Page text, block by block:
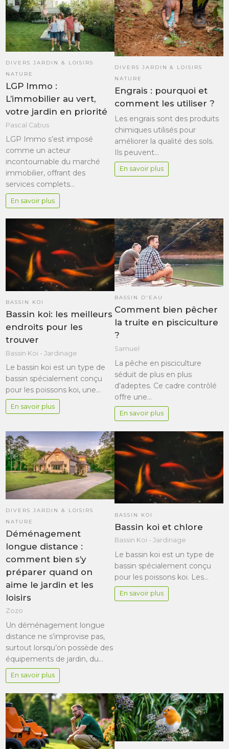
DIVERS JARDIN & LOISIRS
NATURE
LGP Immo :
L’immobilier au vert,
votre jardin en priorité
Pascal Cabus
LGP Immo s’est imposé
comme un acteur
incontournable du marché
immobilier, offrant des
services complets…
En savoir plus
DIVERS JARDIN & LOISIRS
NATURE
Engrais : pourquoi et
comment les utiliser ?
Les engrais sont des produits
chimiques utilisés pour
améliorer la qualité des sols.
Ils peuvent…
En savoir plus
BASSIN KOI
Bassin koi: les meilleurs
endroits pour les
trouver
Bassin Koi - Jardinage
Le bassin koi est un type de
bassin spécialement conçu
pour les poissons koi, une…
En savoir plus
BASSIN D'EAU
Comment bien pêcher
la truite en pisciculture
?
Samuel
La pêche en pisciculture
séduit de plus en plus
d’adeptes. Ce cadre contrôlé
offre une…
En savoir plus
DIVERS JARDIN & LOISIRS
NATURE
Déménagement
longue distance :
comment bien s’y
préparer quand on
aime le jardin et les
loisirs
Zozo
Un déménagement longue
distance ne s’improvise pas,
surtout lorsqu’on possède des
équipements de jardin, du…
En savoir plus
BASSIN KOI
Bassin koi et chlore
Bassin Koi - Jardinage
Le bassin koi est un type de
bassin spécialement conçu
pour les poissons koi. Les…
En savoir plus